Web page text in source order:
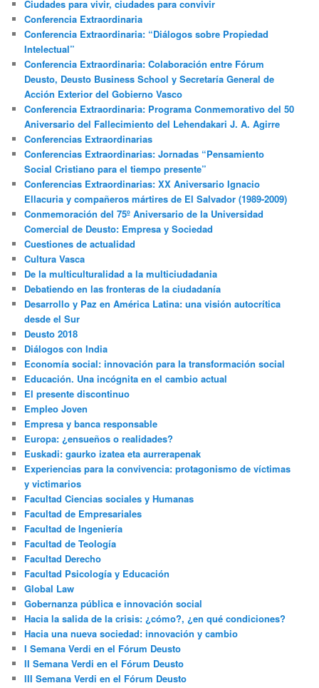
Ciudades para vivir, ciudades para convivir
Conferencia Extraordinaria
Conferencia Extraordinaria: “Diálogos sobre Propiedad
Intelectual”
Conferencia Extraordinaria: Colaboración entre Fórum
Deusto, Deusto Business School y Secretaría General de
Acción Exterior del Gobierno Vasco
Conferencia Extraordinaria: Programa Conmemorativo del 50
Aniversario del Fallecimiento del Lehendakari J. A. Agirre
Conferencias Extraordinarias
Conferencias Extraordinarias: Jornadas “Pensamiento
Social Cristiano para el tiempo presente”
Conferencias Extraordinarias: XX Aniversario Ignacio
Ellacuria y compañeros mártires de El Salvador (1989-2009)
Conmemoración del 75º Aniversario de la Universidad
Comercial de Deusto: Empresa y Sociedad
Cuestiones de actualidad
Cultura Vasca
De la multiculturalidad a la multiciudadania
Debatiendo en las fronteras de la ciudadanía
Desarrollo y Paz en América Latina: una visión autocrítica
desde el Sur
Deusto 2018
Diálogos con India
Economía social: innovación para la transformación social
Educación. Una incógnita en el cambio actual
El presente discontinuo
Empleo Joven
Empresa y banca responsable
Europa: ¿ensueños o realidades?
Euskadi: gaurko izatea eta aurrerapenak
Experiencias para la convivencia: protagonismo de víctimas
y victimarios
Facultad Ciencias sociales y Humanas
Facultad de Empresariales
Facultad de Ingeniería
Facultad de Teología
Facultad Derecho
Facultad Psicología y Educación
Global Law
Gobernanza pública e innovación social
Hacia la salida de la crisis: ¿cómo?, ¿en qué condiciones?
Hacia una nueva sociedad: innovación y cambio
I Semana Verdi en el Fórum Deusto
II Semana Verdi en el Fórum Deusto
III Semana Verdi en el Fórum Deusto